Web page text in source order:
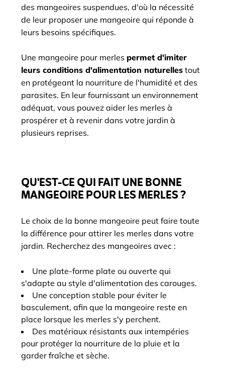
des mangeoires suspendues, d'où la nécessité
de leur proposer une mangeoire qui réponde à
leurs besoins spécifiques.
Une mangeoire pour merles permet d'imiter
leurs conditions d'alimentation naturelles tout
en protégeant la nourriture de l'humidité et des
parasites. En leur fournissant un environnement
adéquat, vous pouvez aider les merles à
prospérer et à revenir dans votre jardin à
plusieurs reprises.
QU'EST-CE QUI FAIT UNE BONNE
MANGEOIRE POUR LES MERLES ?
Le choix de la bonne mangeoire peut faire toute
la différence pour attirer les merles dans votre
jardin. Recherchez des mangeoires avec :
Une plate-forme plate ou ouverte qui
s'adapte au style d'alimentation des carouges.
Une conception stable pour éviter le
basculement, afin que la mangeoire reste en
place lorsque les merles s'y perchent.
Des matériaux résistants aux intempéries
pour protéger la nourriture de la pluie et la
garder fraîche et sèche.